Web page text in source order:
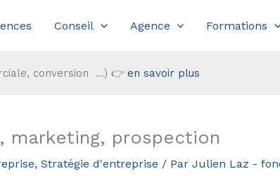
Conseil Agence Formations
conversion ...) 👉 en savoir plus
marketing, prospection
, Stratégie d'entreprise / Par Julien Laz -